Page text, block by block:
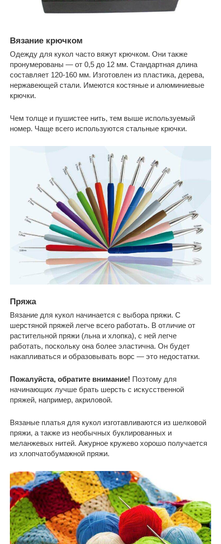
Вязание крючком
Одежду для кукол часто вяжут крючком. Они также
пронумерованы — от 0,5 до 12 мм. Стандартная длина
составляет 120-160 мм. Изготовлен из пластика, дерева,
нержавеющей стали. Имеются костяные и алюминиевые
крючки.
Чем толще и пушистее нить, тем выше используемый
номер. Чаще всего используются стальные крючки.
Пряжа
Вязание для кукол начинается с выбора пряжи. С
шерстяной пряжей легче всего работать. В отличие от
растительной пряжи (льна и хлопка), с ней легче
работать, поскольку она более эластична. Он будет
накапливаться и образовывать ворс — это недостатки.
Пожалуйста, обратите внимание! Поэтому для
начинающих лучше брать шерсть с искусственной
пряжей, например, акриловой.
Вязаные платья для кукол изготавливаются из шелковой
пряжи, а также из необычных буклированных и
меланжевых нитей. Ажурное кружево хорошо получается
из хлопчатобумажной пряжи.